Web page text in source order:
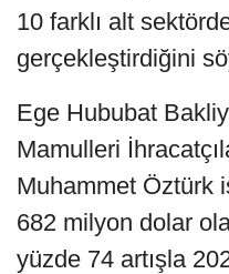
10 farklı alt
gerçekleştirdiğini
Ege Hububat
Mamulleri
Muhammet Öztürk
682 milyon dolar
yüzde 74 artışla